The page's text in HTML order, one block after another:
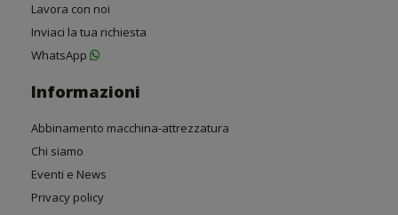
Lavora con noi
Inviaci la tua richiesta
WhatsApp
Informazioni
Abbinamento macchina-attrezzatura
Chi siamo
Eventi e News
Privacy policy